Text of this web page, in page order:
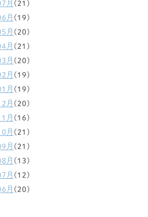
月 (21)
月 (19)
月 (20)
月 (21)
月 (20)
月 (19)
月 (19)
月 (20)
月 (16)
月 (21)
月 (21)
月 (13)
月 (12)
月 (20)